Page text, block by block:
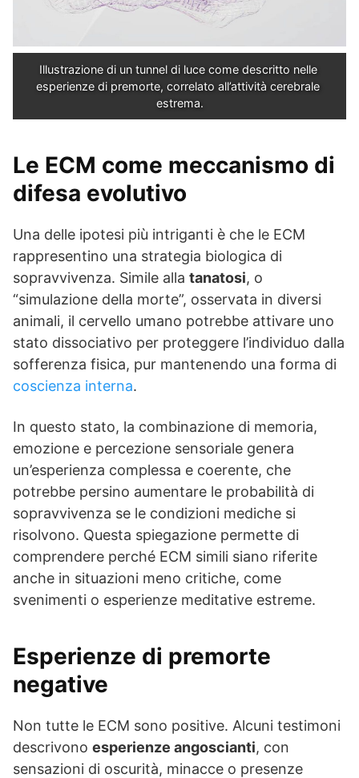
Illustrazione di un tunnel di luce come descritto nelle
esperienze di premorte, correlato all’attività cerebrale
estrema.
Le ECM come meccanismo di
difesa evolutivo
Una delle ipotesi più intriganti è che le ECM
rappresentino una strategia biologica di
sopravvivenza. Simile alla tanatosi, o
“simulazione della morte”, osservata in diversi
animali, il cervello umano potrebbe attivare uno
stato dissociativo per proteggere l’individuo dalla
sofferenza fisica, pur mantenendo una forma di
coscienza interna.
In questo stato, la combinazione di memoria,
emozione e percezione sensoriale genera
un’esperienza complessa e coerente, che
potrebbe persino aumentare le probabilità di
sopravvivenza se le condizioni mediche si
risolvono. Questa spiegazione permette di
comprendere perché ECM simili siano riferite
anche in situazioni meno critiche, come
svenimenti o esperienze meditative estreme.
Esperienze di premorte
negative
Non tutte le ECM sono positive. Alcuni testimoni
descrivono esperienze angoscianti, con
sensazioni di oscurità, minacce o presenze